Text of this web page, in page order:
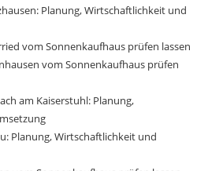
Planung, Wirtschaftlichkeit und
vom Sonnenkaufhaus prüfen lassen
vom Sonnenkaufhaus prüfen
am Kaiserstuhl: Planung,
Planung, Wirtschaftlichkeit und